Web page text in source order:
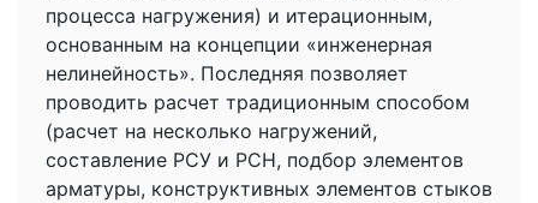
процесса нагружения) и итерационным,
основанным на концепции «инженерная
нелинейность». Последняя позволяет
проводить расчет традиционным способом
(расчет на несколько нагружений,
составление РСУ и РСН, подбор элементов
арматуры, конструктивных элементов стыков